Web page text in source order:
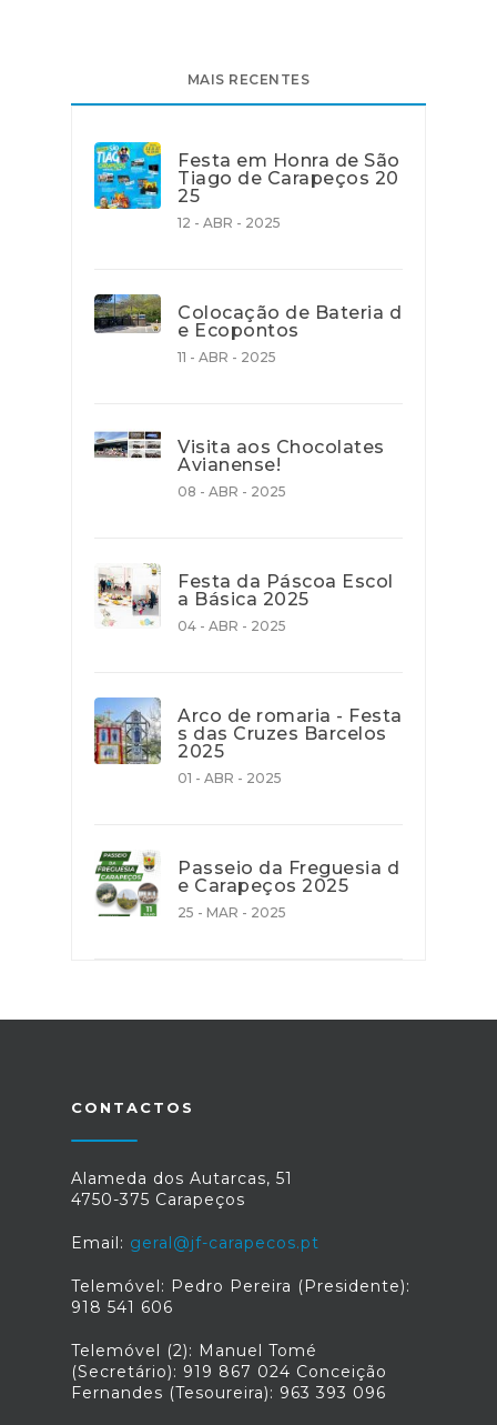
MAIS RECENTES
Festa em Honra de São
Tiago de Carapeços 20
25
12 - ABR - 2025
Colocação de Bateria d
e Ecopontos
11 - ABR - 2025
Visita aos Chocolates
Avianense!
08 - ABR - 2025
Festa da Páscoa Escol
a Básica 2025
04 - ABR - 2025
Arco de romaria - Festa
s das Cruzes Barcelos
2025
01 - ABR - 2025
Passeio da Freguesia d
e Carapeços 2025
25 - MAR - 2025
CONTACTOS
Alameda dos Autarcas, 51
4750-375 Carapeços
Email: geral@jf-carapecos.pt
Telemóvel: Pedro Pereira (Presidente):
918 541 606
Telemóvel (2): Manuel Tomé
(Secretário): 919 867 024 Conceição
Fernandes (Tesoureira): 963 393 096